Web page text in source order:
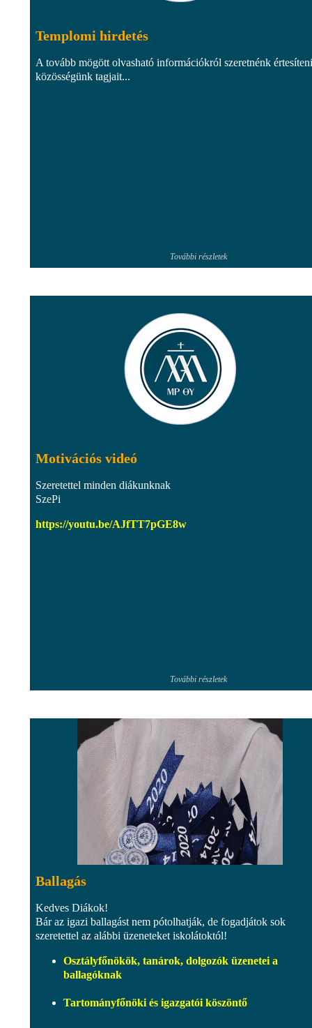
Templomi hirdetés
A tovább mögött olvasható információkról szeretnénk értesíteni
közösségünk tagjait...
További részletek
Motivációs videó
Szeretettel minden diákunknak
SzePi
https://youtu.be/AJfTT7pGE8w
További részletek
Ballagás
Kedves Diákok!
Bár az igazi ballagást nem pótolhatják, de fogadjátok sok
szeretettel az alábbi üzeneteket iskolátoktól!
Osztályfőnökök, tanárok, dolgozók üzenetei a
ballagóknak
Tartományfőnöki és igazgatói köszöntő